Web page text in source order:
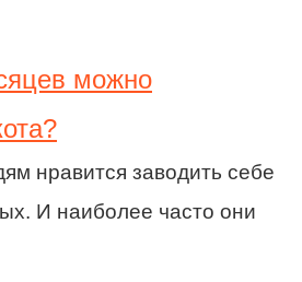
можно
нравится заводить себе
И наиболее часто они